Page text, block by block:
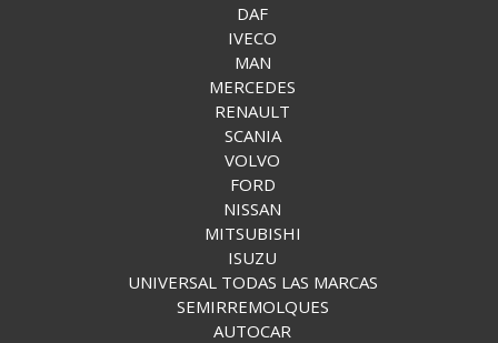
DAF
IVECO
MAN
MERCEDES
RENAULT
SCANIA
VOLVO
FORD
NISSAN
MITSUBISHI
ISUZU
UNIVERSAL TODAS LAS MARCAS
SEMIRREMOLQUES
AUTOCAR